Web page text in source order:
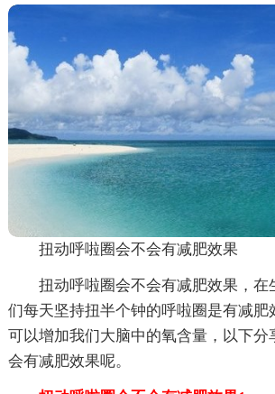
扭动呼啦圈会不会有减肥效果
扭动呼啦圈会不会有减肥效果，在
们每天坚持扭半个钟的呼啦圈是有减肥
可以增加我们大脑中的氧含量，以下分
会有减肥效果呢。